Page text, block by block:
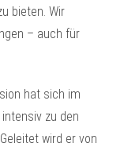
bieten. Wir
– auch für
hat sich im
zu den
wird er von